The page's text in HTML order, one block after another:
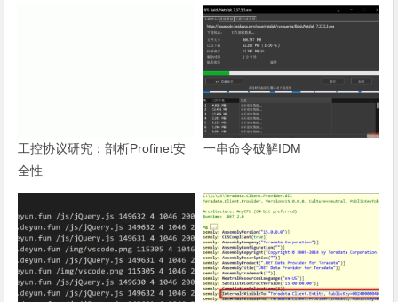
工控协议研究：剖析Profinet安
全性
一串命令破解IDM